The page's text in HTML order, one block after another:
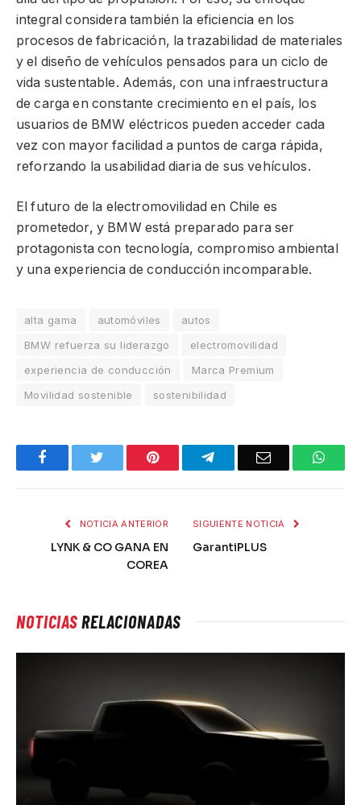
integral considera también la eficiencia en los
procesos de fabricación, la trazabilidad de materiales
y el diseño de vehículos pensados para un ciclo de
vida sustentable. Además, con una infraestructura
de carga en constante crecimiento en el país, los
usuarios de BMW eléctricos pueden acceder cada
vez con mayor facilidad a puntos de carga rápida,
reforzando la usabilidad diaria de sus vehículos.
El futuro de la electromovilidad en Chile es
prometedor, y BMW está preparado para ser
protagonista con tecnología, compromiso ambiental
y una experiencia de conducción incomparable.
alta gama automóviles
autos
BMW refuerza su liderazgo
electromovilidad
experiencia de conducción
Marca Premium
Movilidad sostenible
sostenibilidad
Facebook Pinterest TelegramEmail
NOTICIA ANTERIOR
LYNK & CO GANA EN
COREA
SIGUIENTE NOTICIA
GarantiPLUS
NOTICIASRELACIONADAS